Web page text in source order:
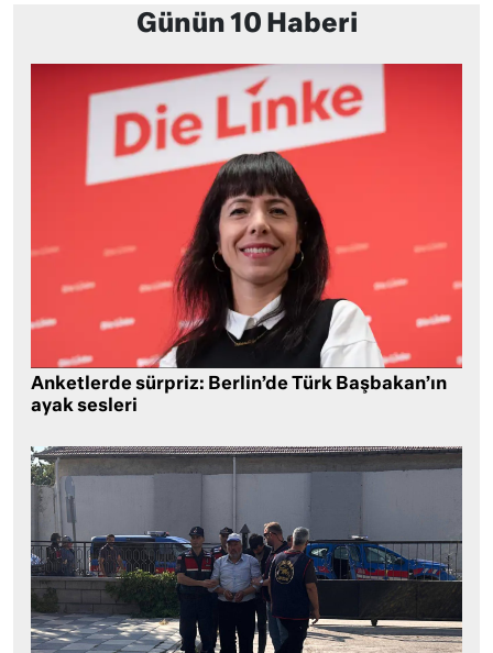
Günün 10 Haberi
Anketlerde sürpriz: Berlin’de Türk Başbakan’ın
ayak sesleri